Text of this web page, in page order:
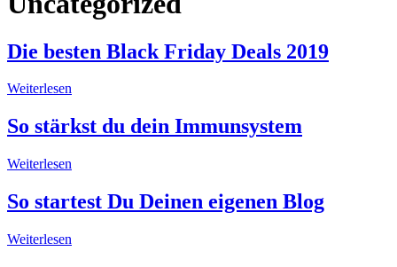
Die besten Black Friday Deals 2019
Weiterlesen
So stärkst du dein Immunsystem
Weiterlesen
So startest Du Deinen eigenen Blog
Weiterlesen